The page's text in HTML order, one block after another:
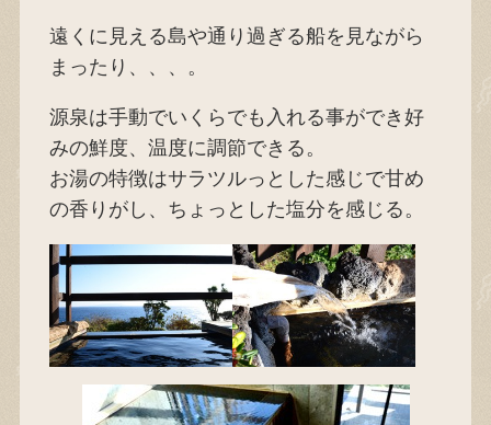
遠くに見える島や通り過ぎる船を見ながら
まったり、、、。
源泉は手動でいくらでも入れる事ができ好
みの鮮度、温度に調節できる。
お湯の特徴はサラツルっとした感じで甘め
の香りがし、ちょっとした塩分を感じる。